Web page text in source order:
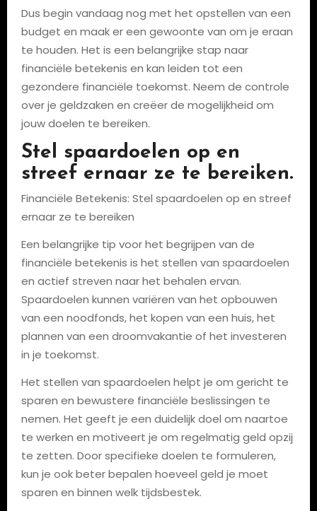
Dus begin vandaag nog met het opstellen van een
budget en maak er een gewoonte van om je eraan
te houden. Het is een belangrijke stap naar
financiële betekenis en kan leiden tot een
gezondere financiële toekomst. Neem de controle
over je geldzaken en creëer de mogelijkheid om
jouw doelen te bereiken.
Stel spaardoelen op en
streef ernaar ze te bereiken.
Financiële Betekenis: Stel spaardoelen op en streef
ernaar ze te bereiken
Een belangrijke tip voor het begrijpen van de
financiële betekenis is het stellen van spaardoelen
en actief streven naar het behalen ervan.
Spaardoelen kunnen variëren van het opbouwen
van een noodfonds, het kopen van een huis, het
plannen van een droomvakantie of het investeren
in je toekomst.
Het stellen van spaardoelen helpt je om gericht te
sparen en bewustere financiële beslissingen te
nemen. Het geeft je een duidelijk doel om naartoe
te werken en motiveert je om regelmatig geld opzij
te zetten. Door specifieke doelen te formuleren,
kun je ook beter bepalen hoeveel geld je moet
sparen en binnen welk tijdsbestek.